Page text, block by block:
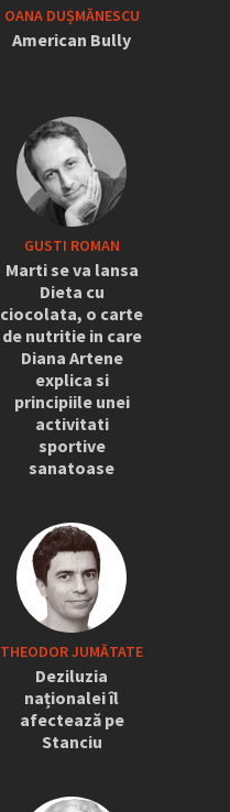
OANA DUȘMĂNESCU
American Bully
GUSTI ROMAN
Marti se va lansa
Dieta cu
ciocolata, o carte
de nutritie in care
Diana Artene
explica si
principiile unei
activitati
sportive
sanatoase
THEODOR JUMĂTATE
Deziluzia
naționalei îl
afectează pe
Stanciu